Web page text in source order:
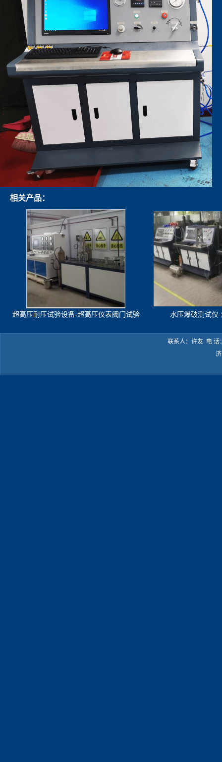
相关产品：
超高压耐压试验设备-超高压仪表阀门试验
水压爆破测试仪
联系人：许友 电 话